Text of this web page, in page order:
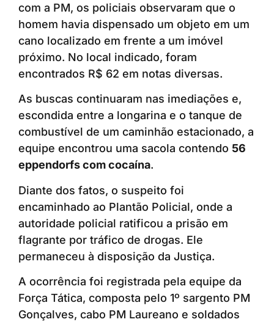
com a PM, os policiais observaram que o
homem havia dispensado um objeto em um
cano localizado em frente a um imóvel
próximo. No local indicado, foram
encontrados R$ 62 em notas diversas.
As buscas continuaram nas imediações e,
escondida entre a longarina e o tanque de
combustível de um caminhão estacionado, a
equipe encontrou uma sacola contendo 56
eppendorfs com cocaína.
Diante dos fatos, o suspeito foi
encaminhado ao Plantão Policial, onde a
autoridade policial ratificou a prisão em
flagrante por tráfico de drogas. Ele
permaneceu à disposição da Justiça.
A ocorrência foi registrada pela equipe da
Força Tática, composta pelo 1º sargento PM
Gonçalves, cabo PM Laureano e soldados